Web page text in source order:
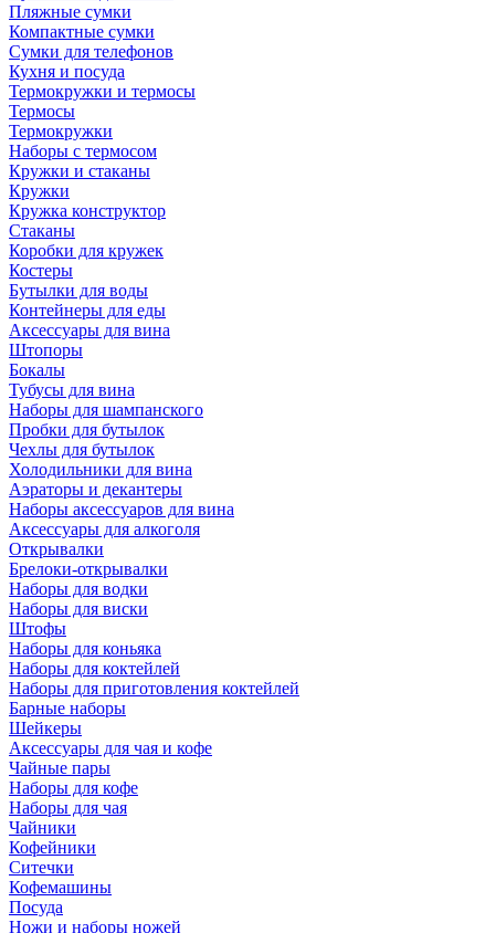
Пляжные сумки
Компактные сумки
Сумки для телефонов
Кухня и посуда
Термокружки и термосы
Термосы
Термокружки
Наборы с термосом
Кружки и стаканы
Кружки
Кружка конструктор
Стаканы
Коробки для кружек
Костеры
Бутылки для воды
Контейнеры для еды
Аксессуары для вина
Штопоры
Бокалы
Тубусы для вина
Наборы для шампанского
Пробки для бутылок
Чехлы для бутылок
Холодильники для вина
Аэраторы и декантеры
Наборы аксессуаров для вина
Аксессуары для алкоголя
Открывалки
Брелоки-открывалки
Наборы для водки
Наборы для виски
Штофы
Наборы для коньяка
Наборы для коктейлей
Наборы для приготовления коктейлей
Барные наборы
Шейкеры
Аксессуары для чая и кофе
Чайные пары
Наборы для кофе
Наборы для чая
Чайники
Кофейники
Ситечки
Кофемашины
Посуда
Ножи и наборы ножей